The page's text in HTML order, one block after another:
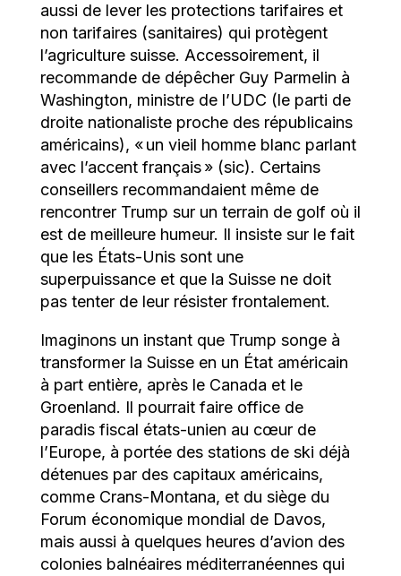
aussi de lever les protections tarifaires et
non tarifaires (sanitaires) qui protègent
l’agriculture suisse. Accessoirement, il
recommande de dépêcher Guy Parmelin à
Washington, ministre de l’UDC (le parti de
droite nationaliste proche des républicains
américains), « un vieil homme blanc parlant
avec l’accent français » (sic). Certains
conseillers recommandaient même de
rencontrer Trump sur un terrain de golf où il
est de meilleure humeur. Il insiste sur le fait
que les États-Unis sont une
superpuissance et que la Suisse ne doit
pas tenter de leur résister frontalement.
Imaginons un instant que Trump songe à
transformer la Suisse en un État américain
à part entière, après le Canada et le
Groenland. Il pourrait faire office de
paradis fiscal états-unien au cœur de
l’Europe, à portée des stations de ski déjà
détenues par des capitaux américains,
comme Crans-Montana, et du siège du
Forum économique mondial de Davos,
mais aussi à quelques heures d’avion des
colonies balnéaires méditerranéennes qui